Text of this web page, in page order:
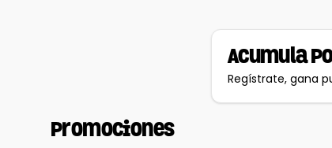
Acumula
Regístrate, gana
Promociones